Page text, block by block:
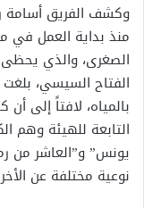
وكشف الفريق أسامة
منذ بداية العمل في
الصغرى، والذي
بالمياه، لافتاً إلى
التابعة للهيئة وهم
يونس” و”العاشر من
نوعية مختلفة عن